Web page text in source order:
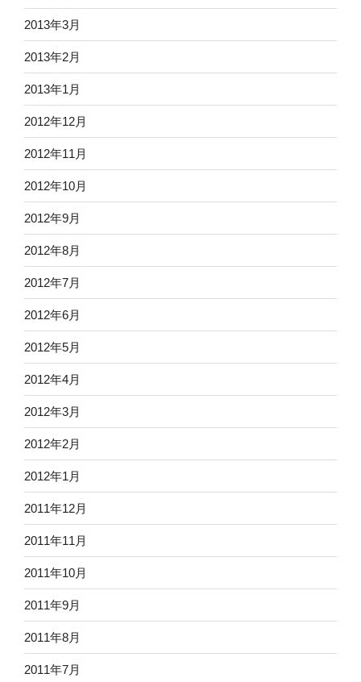
2013年3月
2013年2月
2013年1月
2012年12月
2012年11月
2012年10月
2012年9月
2012年8月
2012年7月
2012年6月
2012年5月
2012年4月
2012年3月
2012年2月
2012年1月
2011年12月
2011年11月
2011年10月
2011年9月
2011年8月
2011年7月